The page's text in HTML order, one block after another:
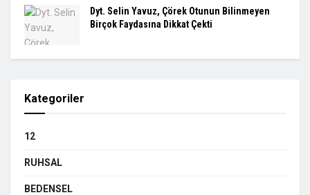
Dyt. Selin Yavuz, Çörek Otunun Bilinmeyen
Birçok Faydasına Dikkat Çekti
Kategoriler
12
RUHSAL
BEDENSEL